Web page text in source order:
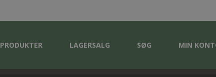
PRODUKTER LAGERSALG SØG MIN